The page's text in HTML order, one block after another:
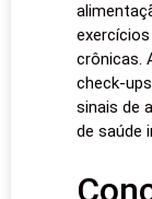
crônicas.
check-
sinais de
de saúde